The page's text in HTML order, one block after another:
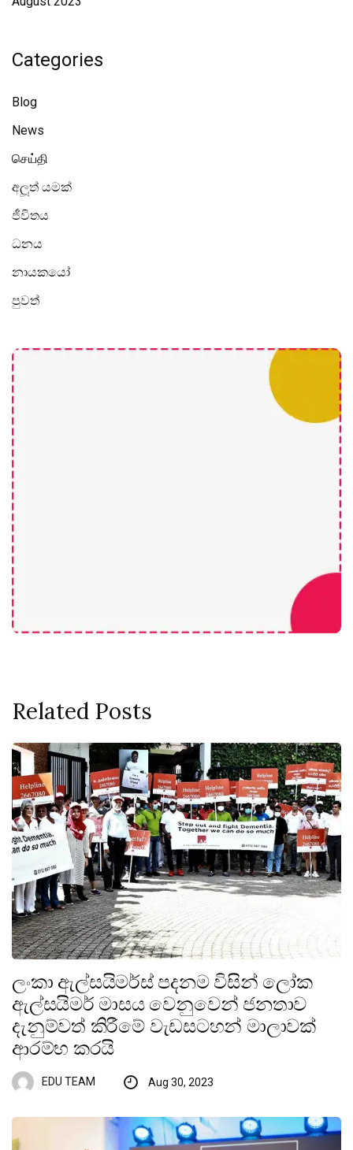
Categories
Blog
News
செய்தி
අලූත් යමක්
ජීවිතය
ධනය
නායකයෝ
පුවත්
Related Posts
ලංකා ඇල්සයිමර්ස් පදනම විසින් ලෝක
ඇල්සයිමර් මාසය වෙනුවෙන් ජනතාව
දැනුම්වත් කිරීමේ වැඩසටහන් මාලාවක්
ආරම්භ කරයි
EDU TEAM Aug 30, 2023